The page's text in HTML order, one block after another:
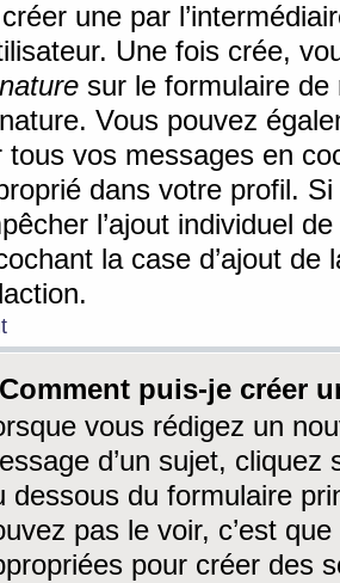
une par
Une fois crée,
sur le formulaire de
Vous pouvez
tous vos messages en
dans votre profil.
l’ajout individuel
la case d’ajout
puis-je créer
vous rédigez un
d’un sujet, cliquez
dessous du formulaire
pas le voir, c’est
pour créer des